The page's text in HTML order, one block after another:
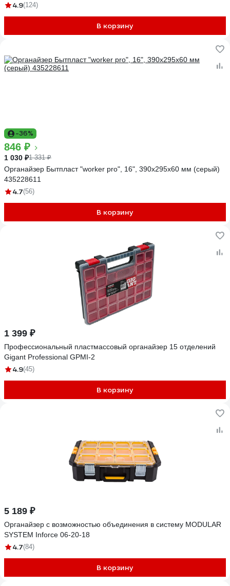
4.9(124)
В корзину
-36%
846 ₽
1 030 ₽1 331 ₽
Органайзер Бытпласт "worker pro", 16", 390x295x60 мм (серый)
435228611
4.7(56)
В корзину
1 399 ₽
Профессиональный пластмассовый органайзер 15 отделений
Gigant Professional GPMI-2
4.9(45)
В корзину
5 189 ₽
Органайзер с возможностью объединения в систему MODULAR
SYSTEM Inforce 06-20-18
4.7(84)
В корзину